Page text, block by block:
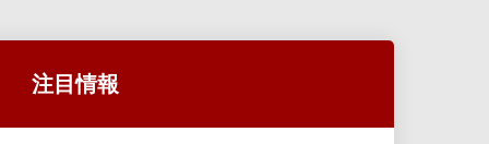
注目情報